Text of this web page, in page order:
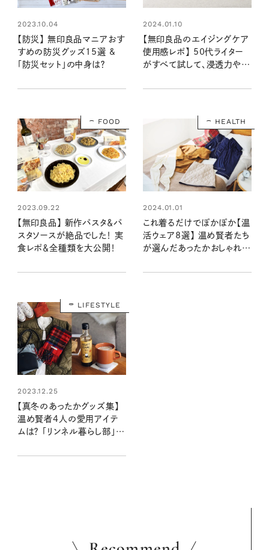
2023.10.04
【防災】 無印良品マニアおす
すめの防災グッズ15選 &
「防災セット」の中身は？
2024.01.10
【無印良品のエイジングケア
使用感レポ】 50代ライター
がすべて試して、浸透力や年
しました！
FOOD
2023.09.22
【無印良品】 新作パスタ＆パ
スタソースが絶品でした！ 実
食レポ＆全種類を大公開！
HEALTH
2024.01.01
これ着るだけでぽかぽか【温
活ウェア8選】 温め賢者たち
が選んだあったかおしゃれア
LIFESTYLE
2023.12.25
【真冬のあったかグッズ集】
温め賢者4人の愛用アイテ
ムは？ 「リンネル暮らし部」メ